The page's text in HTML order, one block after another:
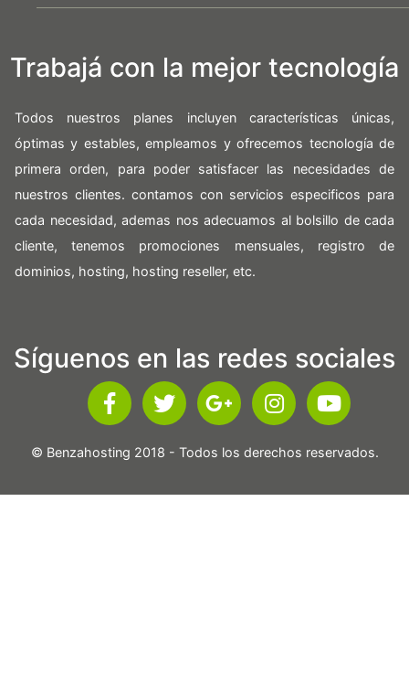
Trabajá con la mejor tecnología
Todos nuestros planes incluyen características únicas,
óptimas y estables, empleamos y ofrecemos tecnología de
primera orden, para poder satisfacer las necesidades de
nuestros clientes. contamos con servicios especificos para
cada necesidad, ademas nos adecuamos al bolsillo de cada
cliente, tenemos promociones mensuales, registro de
dominios, hosting, hosting reseller, etc.
Síguenos en las redes sociales
© Benzahosting 2018 - Todos los derechos reservados.